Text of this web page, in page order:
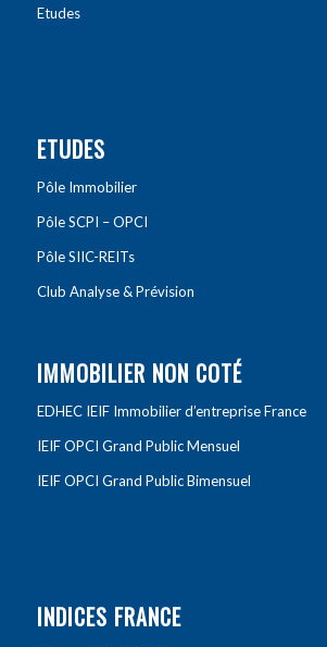
Etudes
ETUDES
Pôle Immobilier
Pôle SCPI – OPCI
Pôle SIIC-REITs
Club Analyse & Prévision
IMMOBILIER NON COTÉ
EDHEC IEIF Immobilier d’entreprise France
IEIF OPCI Grand Public Mensuel
IEIF OPCI Grand Public Bimensuel
INDICES FRANCE